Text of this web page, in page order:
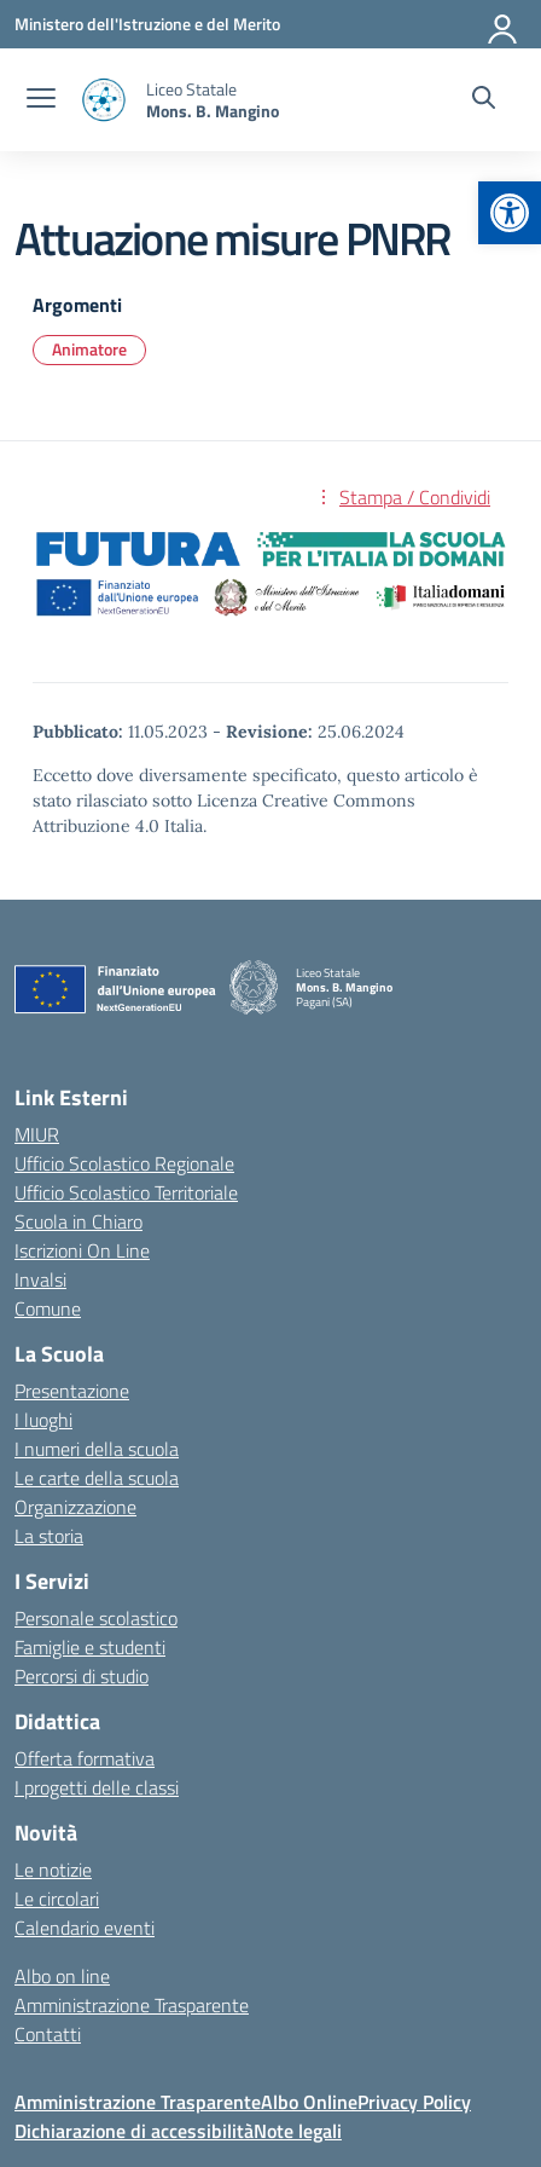
Vai ai contenuti
Vai al menu di navigazione
Vai al footer
Ministero dell'Istruzione e del Merito
Liceo Statale
Mons. B. Mangino
Attuazione misure PNRR
Argomenti
Animatore
Stampa / Condividi
Pubblicato: 11.05.2023 - Revisione: 25.06.2024
Eccetto dove diversamente specificato, questo articolo è
stato rilasciato sotto Licenza Creative Commons
Attribuzione 4.0 Italia.
Liceo Statale
Mons. B. Mangino
Pagani (SA)
— Visita la pagina iniziale della scuola
Link Esterni
MIUR
Ufficio Scolastico Regionale
Ufficio Scolastico Territoriale
Scuola in Chiaro
Iscrizioni On Line
Invalsi
Comune
La Scuola
Presentazione
I luoghi
I numeri della scuola
Le carte della scuola
Organizzazione
La storia
I Servizi
Personale scolastico
Famiglie e studenti
Percorsi di studio
Didattica
Offerta formativa
I progetti delle classi
Novità
Le notizie
Le circolari
Calendario eventi
Albo on line
Amministrazione Trasparente
Contatti
Amministrazione TrasparenteAlbo OnlinePrivacy Policy
Dichiarazione di accessibilitàNote legali